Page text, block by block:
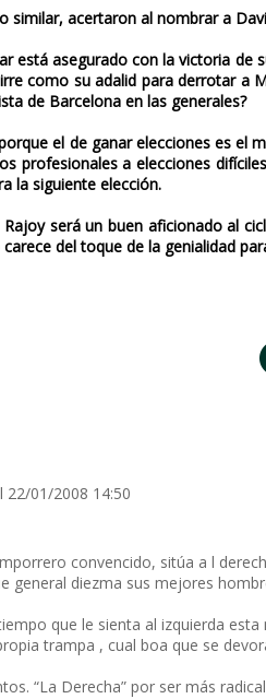
similar, acertaron al nombrar a
está asegurado con la victoria de
como su adalid para derrotar a
de Barcelona en las generales?
el de ganar elecciones es el
profesionales a elecciones
la siguiente elección.
será un buen aficionado al
del toque de la genialidad
22/01/2008 14:50
convencido, sitúa a l
general diezma sus mejores
que le sienta al izquierda
trampa , cual boa que se
“La Derecha” por ser más